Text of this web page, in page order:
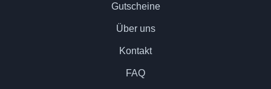
Gutscheine
Über uns
Kontakt
FAQ